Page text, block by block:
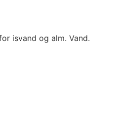
isvand og alm. Vand.